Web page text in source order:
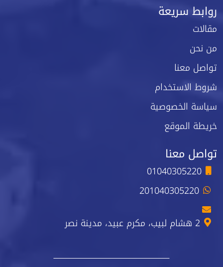
روابط سريعة
مقالات
من نحن
تواصل معنا
شروط الاستخدام
سياسة الخصوصية
خريطة الموقع
تواصل معنا
01040305220
201040305220
2 هشام لبيب، مكرم عبيد، مدينة نصر